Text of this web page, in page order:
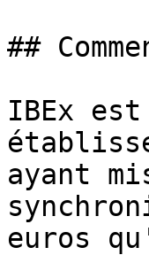
##
IBEx
ayant
euros